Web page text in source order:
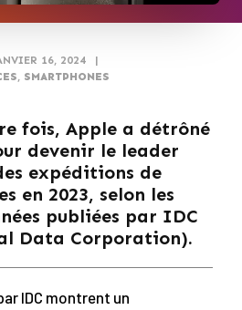
16, 2024
|
, SMARTPHONES
fois, Apple a détrôné
devenir le leader
expéditions de
en 2023, selon les
publiées par IDC
Data Corporation).
IDC montrent un